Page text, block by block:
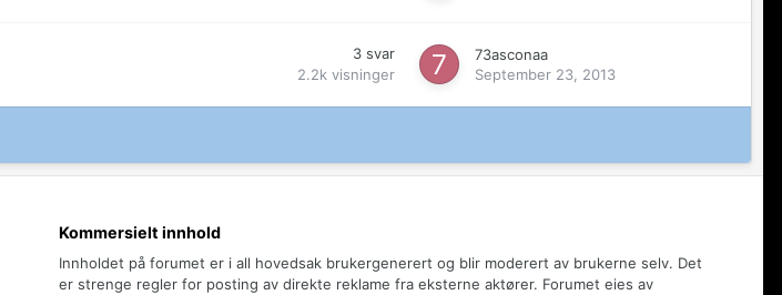
3 svar
2.2k visninger
73asconaa
September 23, 2013
Kommersielt innhold
Innholdet på forumet er i all hovedsak brukergenerert og blir moderert av brukerne selv. Det
er strenge regler for posting av direkte reklame fra eksterne aktører. Forumet eies av